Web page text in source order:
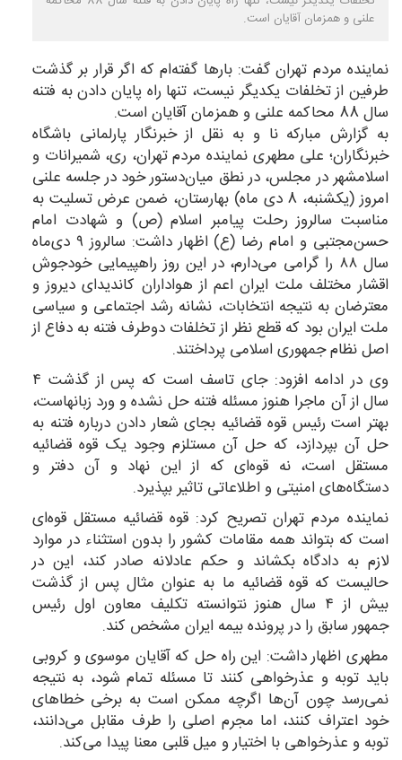
علنی و همزمان آقایان است.
نماینده مردم تهران گفت: بار‌ها گفته‌ام که اگر قرار بر گذشت
طرفین از تخلفات یکدیگر نیست، تنها راه پایان دادن به فتنه
سال 88 محاکمه علنی و همزمان آقایان است.
به گزارش مبارکه نا و به نقل از خبرنگار پارلمانی باشگاه
خبرنگاران؛ علی مطهری نماینده مردم تهران، ری، شمیرانات و
اسلامشهر در مجلس، در نطق میان‌دستور خود در جلسه علنی
امروز (یکشنبه، 8 دی ماه) بهارستان، ضمن عرض تسلیت به
مناسبت سالروز رحلت پیامبر اسلام (ص) و شهادت امام
حسن‌مجتبی و امام رضا (ع) اظهار داشت: سالروز ۹ دی‌ماه
سال ۸۸ را گرامی می‌دارم، در این روز راهپیمایی خودجوش
اقشار مختلف ملت ایران اعم از هواداران کاندیدای دیروز و
معترضان به نتیجه انتخابات، نشانه رشد اجتماعی و سیاسی
ملت ایران بود که قطع نظر از تخلفات دوطرف فتنه به دفاع از
اصل نظام جمهوری اسلامی پرداختند.
وی در ادامه افزود: جای تاسف است که پس از گذشت ۴
سال از آن ماجرا هنوز مسئله فتنه حل نشده و ورد زبانهاست،
بهتر است رئیس قوه قضائیه بجای شعار دادن درباره فتنه به
حل آن بپردازد، که حل آن مستلزم وجود یک قوه قضائیه
مستقل است، نه قوه‌ای که از این نهاد و آن دفتر و
دستگاه‌های امنیتی و اطلاعاتی تاثیر بپذیرد.
نماینده مردم تهران تصریح کرد: قوه قضائیه مستقل قوه‌ای
است که بتواند همه مقامات کشور را بدون استثناء در موارد
لازم به دادگاه بکشاند و حکم عادلانه صادر کند، این در
حالیست که قوه قضائیه ما به عنوان مثال پس از گذشت
بیش از ۴ سال هنوز نتوانسته تکلیف معاون اول رئیس
جمهور سابق را در پرونده بیمه ایران مشخص کند.
مطهری اظهار داشت: این راه حل که آقایان موسوی و کروبی
باید توبه و عذرخواهی کنند تا مسئله تمام شود، به نتیجه
نمی‌رسد چون آن‌ها اگرچه ممکن است به برخی خطاهای
خود اعتراف کنند، اما مجرم اصلی را طرف مقابل می‌دانند،
توبه و عذرخواهی با اختیار و میل قلبی معنا پیدا می‌کند.